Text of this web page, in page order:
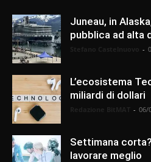
Juneau, in
pubblica ad alta
-
L’ecosistema
miliardi di dollari
- 06/
Settimana
lavorare meglio